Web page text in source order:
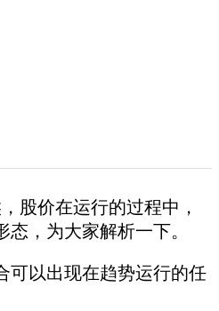
股价在运行的过程中，
，为大家解析一下。
以出现在趋势运行的任